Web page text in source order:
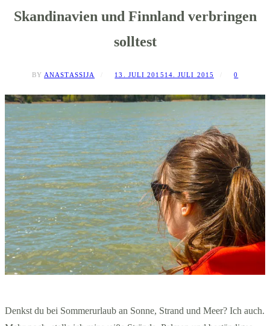
Skandinavien und Finnland verbringen
solltest
BYANASTASSIJA 13. JULI 2015 14. JULI 2015 0
Denkst du bei Sommerurlaub an Sonne, Strand und Meer? Ich auch.